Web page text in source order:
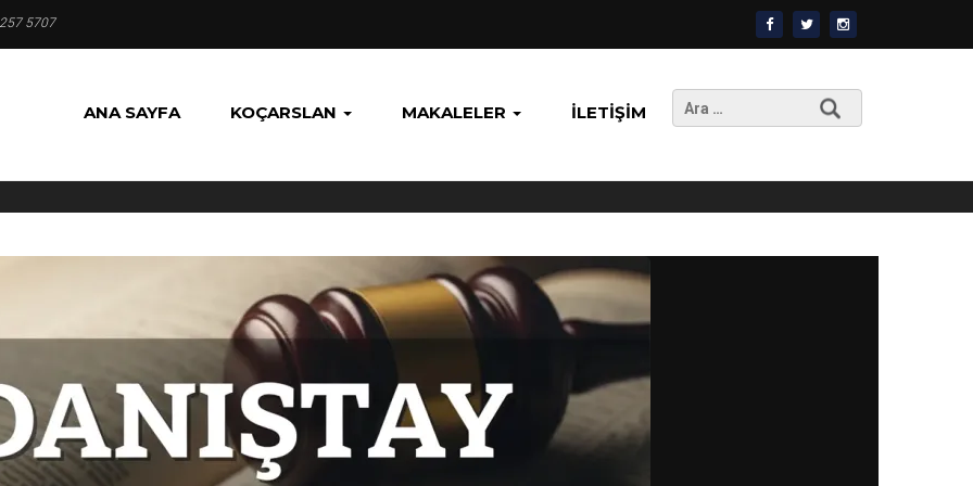
5707
ANA SAYFA KOÇARSLAN MAKALELER İLETIŞIM
Arama: